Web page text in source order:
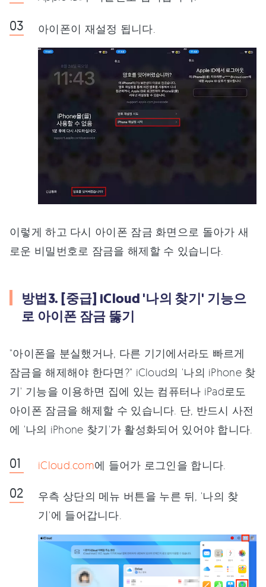
아이폰이 재설정 됩니다.
이렇게 하고 다시 아이폰 잠금 화면으로 돌아가 새
로운 비밀번호로 잠금을 해제할 수 있습니다.
방법3. [중급] iCloud '나의 찾기' 기능으
로 아이폰 잠금 뚫기
"아이폰을 분실했거나, 다른 기기에서라도 빠르게
잠금을 해제해야 한다면?" iCloud의 '나의 iPhone 찾
기' 기능을 이용하면 집에 있는 컴퓨터나 iPad로도
아이폰 잠금을 해제할 수 있습니다. 단, 반드시 사전
에 '나의 iPhone 찾기'가 활성화되어 있어야 합니다.
iCloud.com에 들어가 로그인을 합니다.
우측 상단의 메뉴 버튼을 누른 뒤, '나의 찾
기'에 들어갑니다.